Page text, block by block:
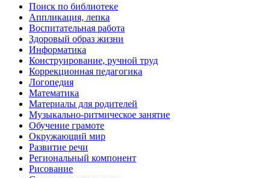
Поиск по библиотеке
Аппликация, лепка
Воспитательная работа
Здоровый образ жизни
Информатика
Конструирование, ручной труд
Коррекционная педагогика
Логопедия
Математика
Материалы для родителей
Музыкально-ритмическое занятие
Обучение грамоте
Окружающий мир
Развитие речи
Региональный компонент
Рисование